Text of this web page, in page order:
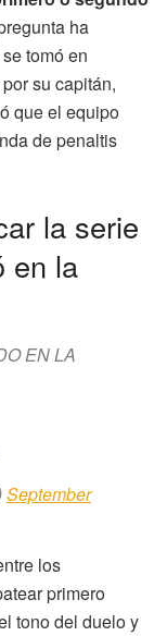
ha
tomó en
su capitán,
que el equipo
de penaltis
la serie
en la
EN LA
September
los
primero
tono del duelo y